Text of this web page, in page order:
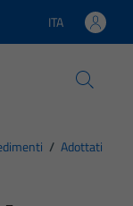
Lingua attiva:
ITA
/ Adottati